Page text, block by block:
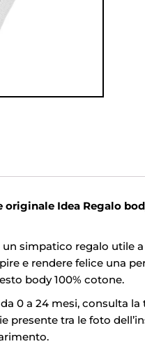
Idea Regalo
simpatico regalo utile
e rendere felice una
body 100% cotone.
0 a 24 mesi, consulta
tra le foto